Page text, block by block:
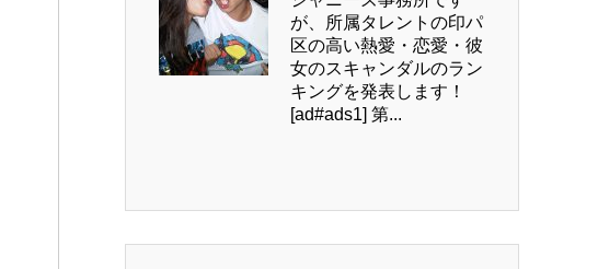
が、所属タレントの印パ
区の高い熱愛・恋愛・彼
女のスキャンダルのラン
キングを発表します！
[ad#ads1] 第...